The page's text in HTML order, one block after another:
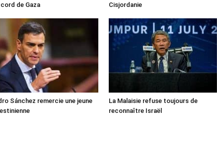
de Gaza
Cisjordanie
Sánchez remercie une jeune
La Malaisie refuse toujours de
reconnaître Israël